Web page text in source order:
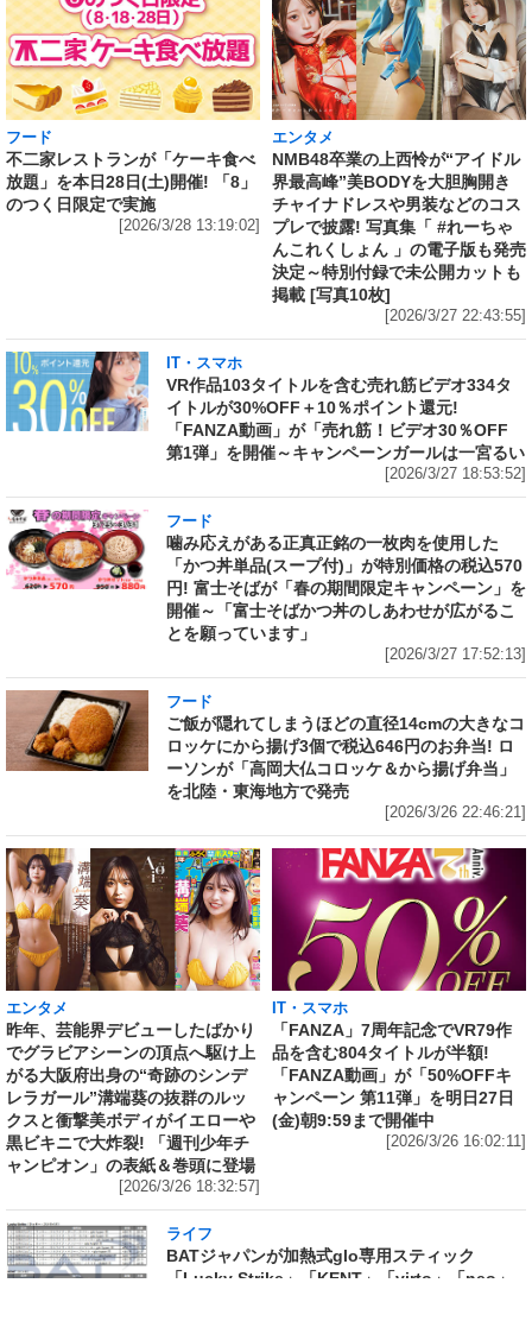
フード
不二家レストランが「ケーキ食べ
放題」を本日28日(土)開催! 「8」
のつく日限定で実施
[2026/3/28 13:19:02]
エンタメ
NMB48卒業の上西怜が“アイドル
界最高峰”美BODYを大胆胸開き
チャイナドレスや男装などのコス
プレで披露! 写真集「 #れーちゃ
んこれくしょん 」の電子版も発売
決定～特別付録で未公開カットも
掲載 [写真10枚]
[2026/3/27 22:43:55]
IT・スマホ
VR作品103タイトルを含む売れ筋ビデオ334タ
イトルが30%OFF＋10％ポイント還元!
「FANZA動画」が「売れ筋！ビデオ30％OFF
第1弾」を開催～キャンペーンガールは一宮るい
[2026/3/27 18:53:52]
フード
噛み応えがある正真正銘の一枚肉を使用した
「かつ丼単品(スープ付)」が特別価格の税込570
円! 富士そばが「春の期間限定キャンペーン」を
開催～「富士そばかつ丼のしあわせが広がるこ
とを願っています」
[2026/3/27 17:52:13]
フード
ご飯が隠れてしまうほどの直径14cmの大きなコ
ロッケにから揚げ3個で税込646円のお弁当! ロ
ーソンが「高岡大仏コロッケ＆から揚げ弁当」
を北陸・東海地方で発売
[2026/3/26 22:46:21]
エンタメ
昨年、芸能界デビューしたばかり
でグラビアシーンの頂点へ駆け上
がる大阪府出身の“奇跡のシンデ
レラガール”溝端葵の抜群のルッ
クスと衝撃美ボディがイエローや
黒ビキニで大炸裂! 「週刊少年チ
ャンピオン」の表紙＆巻頭に登場
[2026/3/26 18:32:57]
IT・スマホ
「FANZA」7周年記念でVR79作
品を含む804タイトルが半額!
「FANZA動画」が「50%OFFキ
ャンペーン 第11弾」を明日27日
(金)朝9:59まで開催中
[2026/3/26 16:02:11]
ライフ
BATジャパンが加熱式glo専用スティック
「Lucky Strike」「KENT」「virto」「neo」